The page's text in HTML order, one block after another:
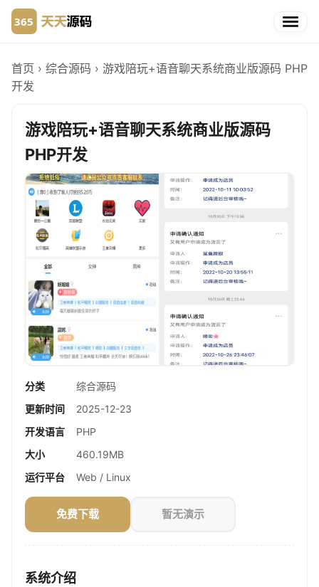
首页 › 综合源码 › 游戏陪玩+语音聊天系统商业版源码 PHP
开发
游戏陪玩+语音聊天系统商业版源码
PHP开发
分类
综合源码
更新时间
2025-12-23
开发语言
PHP
大小
460.19MB
运行平台
Web / Linux
免费下载 暂无演示
系统介绍